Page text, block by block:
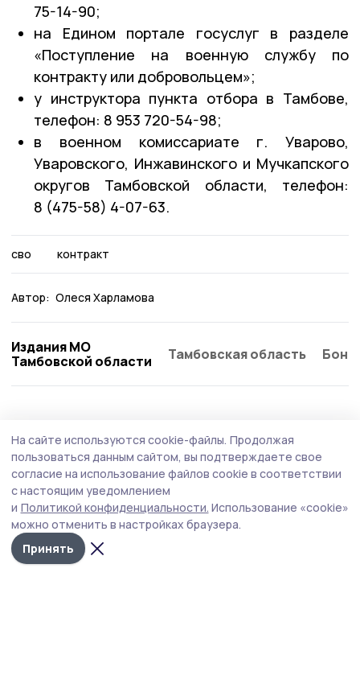
75-14-90;
на Едином портале госуслуг в разделе
«Поступление на военную службу по
контракту или добровольцем»;
у инструктора пункта отбора в Тамбове,
телефон: 8 953 720-54-98;
в военном комиссариате г. Уварово,
Уваровского, Инжавинского и Мучкапского
округов Тамбовской области, телефон:
8 (475-58) 4-07-63.
сво контракт
Автор: Олеся Харламова
Издания МО
Тамбовской области
Тамбовская область
На сайте используются cookie-файлы. Продолжая
пользоваться данным сайтом, вы подтверждаете свое
согласие на использование файлов cookie в соответствии
с настоящим уведомлением
и Политикой конфиденциальности. Использование «cookie»
можно отменить в настройках браузера.
Принять